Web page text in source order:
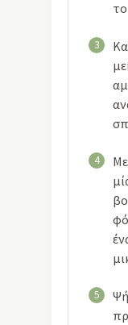
3
4
5